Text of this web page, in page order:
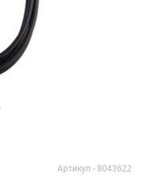
Артикул -8043622